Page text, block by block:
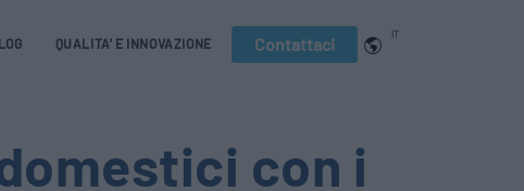
IT
QUALITA' E INNOVAZIONE Contattaci
con i